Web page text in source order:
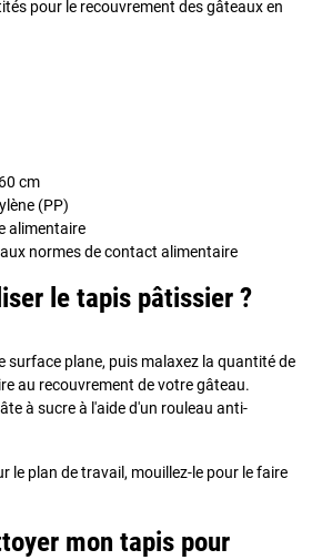
pour le recouvrement des gâteaux en
cm
(PP)
alimentaire
normes de contact alimentaire
le tapis pâtissier ?
surface plane, puis malaxez la quantité de
au recouvrement de votre gâteau.
à sucre à l'aide d'un rouleau anti-
le plan de travail, mouillez-le pour le faire
mon tapis pour